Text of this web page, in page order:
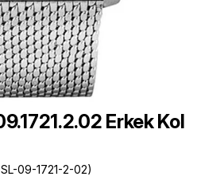
Erkek Kol
09-1721-2-02)